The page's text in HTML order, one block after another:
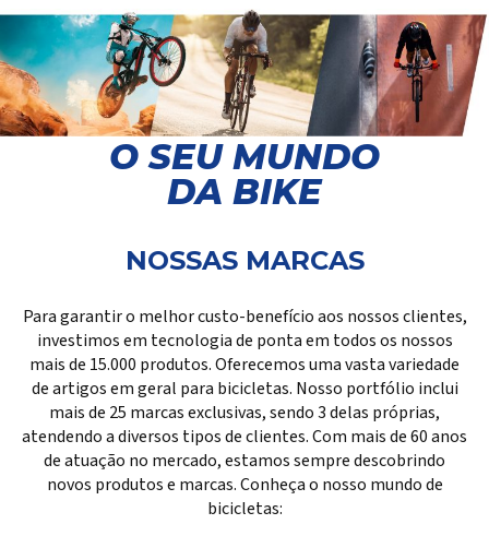
O SEU MUNDO
DA BIKE
NOSSAS MARCAS
Para garantir o melhor custo-benefício aos nossos clientes,
investimos em tecnologia de ponta em todos os nossos
mais de 15.000 produtos. Oferecemos uma vasta variedade
de artigos em geral para bicicletas. Nosso portfólio inclui
mais de 25 marcas exclusivas, sendo 3 delas próprias,
atendendo a diversos tipos de clientes. Com mais de 60 anos
de atuação no mercado, estamos sempre descobrindo
novos produtos e marcas. Conheça o nosso mundo de
bicicletas: